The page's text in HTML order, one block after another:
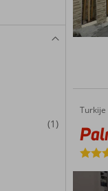
(1)
Home
Turkije
Palm Hotel